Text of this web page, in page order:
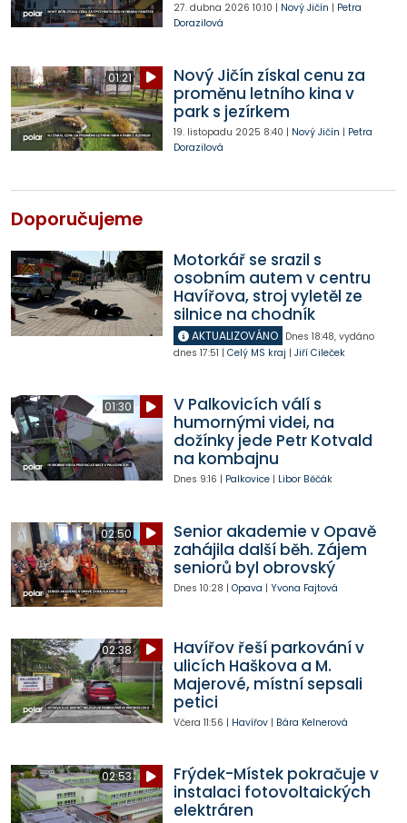
27. dubna 2026 10:10 | Nový Jičín | Petra
Dorazilová
01:21
Nový Jičín získal cenu za
proměnu letního kina v
park s jezírkem
19. listopadu 2025 8:40 | Nový Jičín | Petra
Dorazilová
Doporučujeme
Motorkář se srazil s
osobním autem v centru
Havířova, stroj vyletěl ze
silnice na chodník
AKTUALIZOVÁNO Dnes 18:48, vydáno
dnes 17:51 | Celý MS kraj | Jiří Cileček
01:30
V Palkovicích válí s
humornými videi, na
dožínky jede Petr Kotvald
na kombajnu
Dnes 9:16 | Palkovice| Libor Běčák
02:50
Senior akademie v Opavě
zahájila další běh. Zájem
seniorů byl obrovský
Dnes 10:28 | Opava | Yvona Fajtová
02:38
Havířov řeší parkování v
ulicích Haškova a M.
Majerové, místní sepsali
petici
Včera 11:56 | Havířov| Bára Kelnerová
02:53
Frýdek-Místek pokračuje v
instalaci fotovoltaických
elektráren